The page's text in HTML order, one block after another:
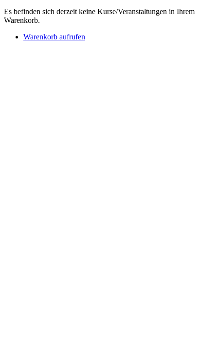
Es befinden sich derzeit keine Kurse/Veranstaltungen in Ihrem
Warenkorb.
Warenkorb aufrufen